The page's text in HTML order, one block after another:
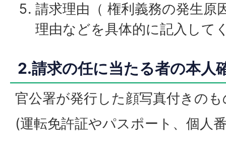
請求理由（ 権利義務の発生原
理由などを具体的に記入して
2.請求の任に当たる者の本人
官公署が発行した顔写真付きのも
(運転免許証やパスポート、個人